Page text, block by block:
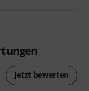
Jetzt bewerten